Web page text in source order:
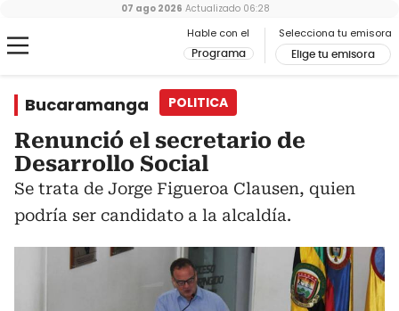
Hable con el
Programa
Selecciona tu emisora
Elige tu emisora
07 ago 2026 Actualizado 06:28
Bucaramanga POLITICA
Renunció el secretario de
Desarrollo Social
Se trata de Jorge Figueroa Clausen, quien
podría ser candidato a la alcaldía.